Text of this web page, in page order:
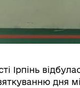
Ірпінь
дня